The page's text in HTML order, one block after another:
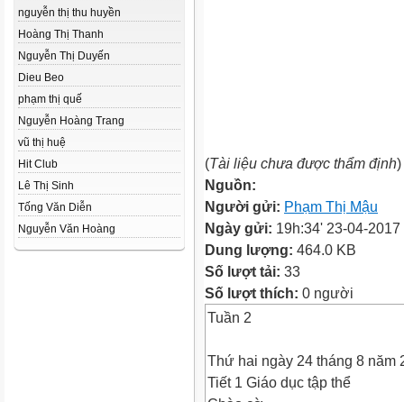
nguyễn thị thu huyền
Hoàng Thị Thanh
Nguyễn Thị Duyến
Dieu Beo
phạm thị quế
Nguyễn Hoàng Trang
vũ thị huệ
Hit Club
Lê Thị Sinh
Tống Văn Diễn
Nguyễn Văn Hoàng
(Tài liệu chưa được thẩm định)
Nguồn:
Người gửi: Phạm Thị Mậu
Ngày gửi: 19h:34' 23-04-2017
Dung lượng: 464.0 KB
Số lượt tải: 33
Số lượt thích: 0 người
Tuần 2
Thứ hai ngày 24 tháng 8 năm
Tiết 1 Giáo dục tập thể